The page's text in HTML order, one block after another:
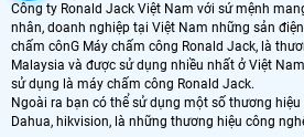
Công ty Ronald Jack Việt Nam với sứ mệnh
nhân, doanh nghiệp tại Việt Nam những sản
chấm cônG Máy chấm công Ronald Jack, là
Malaysia và được sử dụng nhiều nhất ở Việt
sử dụng là máy chấm công Ronald Jack.
Ngoài ra bạn có thể sử dụng một số thương
Dahua, hikvision, là những thương hiệu công